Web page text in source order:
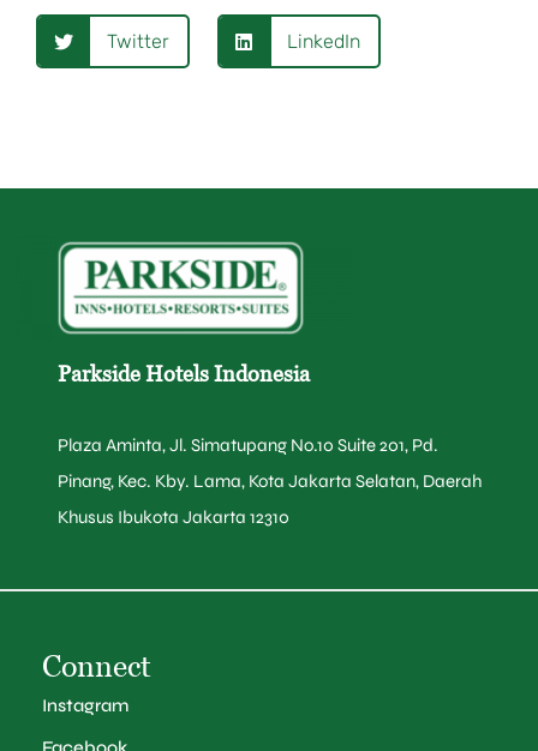
Twitter LinkedIn
Parkside Hotels Indonesia
Plaza Aminta, Jl. Simatupang No.10 Suite 201, Pd.
Pinang, Kec. Kby. Lama, Kota Jakarta Selatan, Daerah
Khusus Ibukota Jakarta 12310
Connect
Instagram